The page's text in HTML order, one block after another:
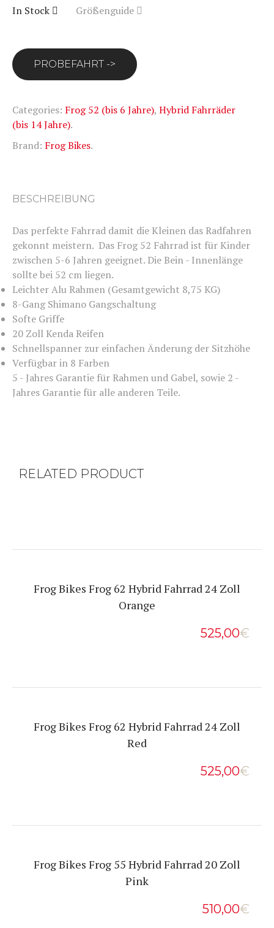
In Stock
Größenguide
PROBEFAHRT ->
Categories: Frog 52 (bis 6 Jahre), Hybrid Fahrräder
(bis 14 Jahre).
Brand: Frog Bikes.
BESCHREIBUNG
Das perfekte Fahrrad damit die Kleinen das Radfahren
gekonnt meistern. Das Frog 52 Fahrrad ist für Kinder
zwischen 5-6 Jahren geeignet. Die Bein - Innenlänge
sollte bei 52 cm liegen.
Leichter Alu Rahmen (Gesamtgewicht 8,75 KG)
8-Gang Shimano Gangschaltung
Softe Griffe
20 Zoll Kenda Reifen
Schnellspanner zur einfachen Änderung der Sitzhöhe
Verfügbar in 8 Farben
5 - Jahres Garantie für Rahmen und Gabel, sowie 2 -
Jahres Garantie für alle anderen Teile.
RELATED PRODUCT
Frog Bikes Frog 62 Hybrid Fahrrad 24 Zoll
Orange
525,00€
Frog Bikes Frog 62 Hybrid Fahrrad 24 Zoll
Red
525,00€
Frog Bikes Frog 55 Hybrid Fahrrad 20 Zoll
Pink
510,00€